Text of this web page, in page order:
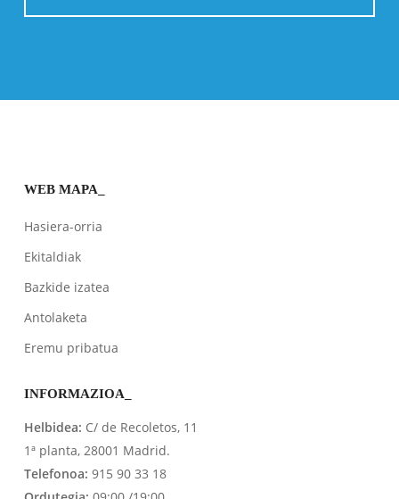
WEB MAPA_
Hasiera-orria
Ekitaldiak
Bazkide izatea
Antolaketa
Eremu pribatua
INFORMAZIOA_
Helbidea: C/ de Recoletos, 11
1ª planta, 28001 Madrid.
Telefonoa: 915 90 33 18